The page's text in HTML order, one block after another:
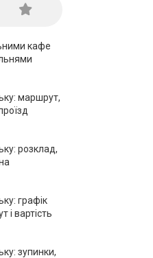
кафе
маршрут,
розклад,
графік
і вартість
зупинки,